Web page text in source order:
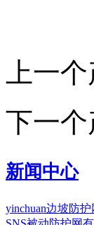
上一
下一个
新闻中心
yinchuan边坡防